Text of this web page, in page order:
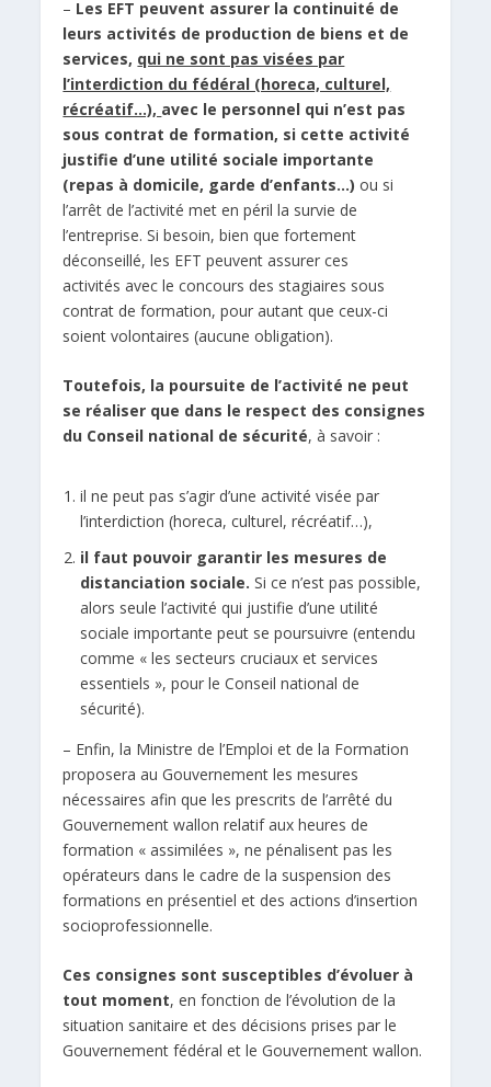
– Les EFT peuvent assurer la continuité de
leurs activités de production de biens et de
services, qui ne sont pas visées par
l’interdiction du fédéral (horeca, culturel,
récréatif…), avec le personnel qui n’est pas
sous contrat de formation, si cette activité
justifie d’une utilité sociale importante
(repas à domicile, garde d’enfants…)ou si
l’arrêt de l’activité met en péril la survie de
l’entreprise. Si besoin, bien que fortement
déconseillé, les EFT peuvent assurer ces
activités avec le concours des stagiaires sous
contrat de formation, pour autant que ceux-ci
soient volontaires (aucune obligation).
Toutefois, la poursuite de l’activité ne peut
se réaliser que dans le respect des consignes
du Conseil national de sécurité, à savoir :
il ne peut pas s’agir d’une activité visée par
l’interdiction (horeca, culturel, récréatif…),
il faut pouvoir garantir les mesures de
distanciation sociale. Si ce n’est pas possible,
alors seule l’activité qui justifie d’une utilité
sociale importante peut se poursuivre (entendu
comme « les secteurs cruciaux et services
essentiels », pour le Conseil national de
sécurité).
– Enfin, la Ministre de l’Emploi et de la Formation
proposera au Gouvernement les mesures
nécessaires afin que les prescrits de l’arrêté du
Gouvernement wallon relatif aux heures de
formation « assimilées », ne pénalisent pas les
opérateurs dans le cadre de la suspension des
formations en présentiel et des actions d’insertion
socioprofessionnelle.
Ces consignes sont susceptibles d’évoluer à
tout moment, en fonction de l’évolution de la
situation sanitaire et des décisions prises par le
Gouvernement fédéral et le Gouvernement wallon.